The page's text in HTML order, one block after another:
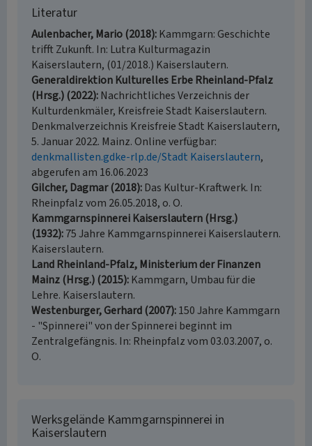
Literatur
Aulenbacher, Mario (2018) Kammgarn: Geschichte
trifft Zukunft. In: Lutra Kulturmagazin
Kaiserslautern, (01/2018.) Kaiserslautern.
Generaldirektion Kulturelles Erbe Rheinland-Pfalz
(Hrsg.) (2022) Nachrichtliches Verzeichnis der
Kulturdenkmäler, Kreisfreie Stadt Kaiserslautern.
Denkmalverzeichnis Kreisfreie Stadt Kaiserslautern,
5. Januar 2022. Mainz. Online verfügbar:
denkmallisten.gdke-rlp.de/Stadt Kaiserslautern,
abgerufen am 16.06.2023
Gilcher, Dagmar (2018) Das Kultur-Kraftwerk. In:
Rheinpfalz vom 26.05.2018, o. O.
Kammgarnspinnerei Kaiserslautern (Hrsg.)
(1932) 75 Jahre Kammgarnspinnerei Kaiserslautern.
Kaiserslautern.
Land Rheinland-Pfalz, Ministerium der Finanzen
Mainz (Hrsg.) (2015) Kammgarn, Umbau für die
Lehre. Kaiserslautern.
Westenburger, Gerhard (2007) 150 Jahre Kammgarn
- "Spinnerei" von der Spinnerei beginnt im
Zentralgefängnis. In: Rheinpfalz vom 03.03.2007, o.
O.
Werksgelände Kammgarnspinnerei in
Kaiserslautern